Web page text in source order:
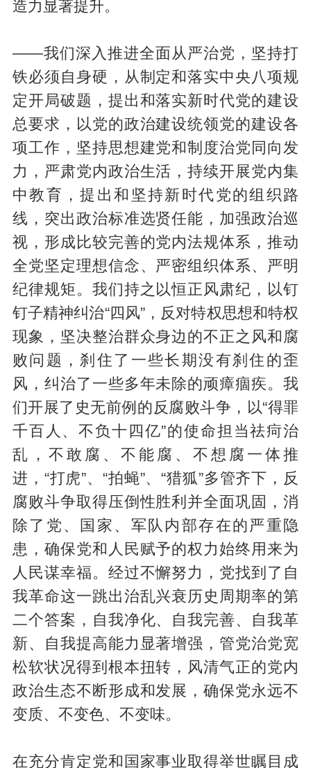
造力显著提升。
——我们深入推进全面从严治党，坚持打
铁必须自身硬，从制定和落实中央八项规
定开局破题，提出和落实新时代党的建设
总要求，以党的政治建设统领党的建设各
项工作，坚持思想建党和制度治党同向发
力，严肃党内政治生活，持续开展党内集
中教育，提出和坚持新时代党的组织路
线，突出政治标准选贤任能，加强政治巡
视，形成比较完善的党内法规体系，推动
全党坚定理想信念、严密组织体系、严明
纪律规矩。我们持之以恒正风肃纪，以钉
钉子精神纠治“四风”，反对特权思想和特权
现象，坚决整治群众身边的不正之风和腐
败问题，刹住了一些长期没有刹住的歪
风，纠治了一些多年未除的顽瘴痼疾。我
们开展了史无前例的反腐败斗争，以“得罪
千百人、不负十四亿”的使命担当祛疴治
乱，不敢腐、不能腐、不想腐一体推
进，“打虎”、“拍蝇”、“猎狐”多管齐下，反
腐败斗争取得压倒性胜利并全面巩固，消
除了党、国家、军队内部存在的严重隐
患，确保党和人民赋予的权力始终用来为
人民谋幸福。经过不懈努力，党找到了自
我革命这一跳出治乱兴衰历史周期率的第
二个答案，自我净化、自我完善、自我革
新、自我提高能力显著增强，管党治党宽
松软状况得到根本扭转，风清气正的党内
政治生态不断形成和发展，确保党永远不
变质、不变色、不变味。
在充分肯定党和国家事业取得举世瞩目成